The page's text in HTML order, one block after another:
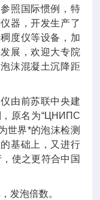
照国际惯例，特
器，开发生产了
度仪等设备，加
展，欢迎大专院
沫混凝土沉降距
由前苏联中央建
，原名为“ЦНИПС
世界*的泡沫检测
基础上，又进行
使之更符合中国
发泡倍数。